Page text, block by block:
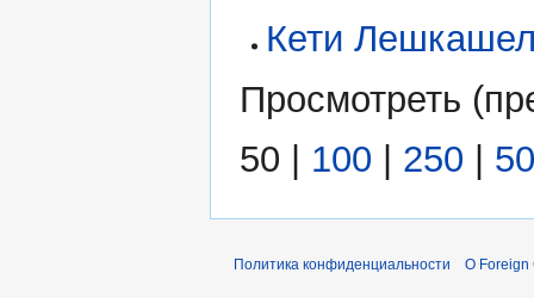
Кети
Просмотреть (
50
100 250
Политика конфиденциальности О Foreign